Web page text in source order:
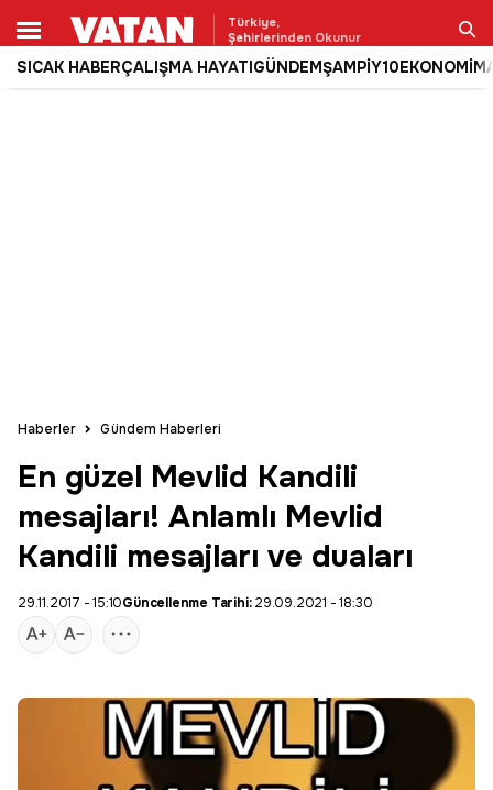
Türkiye,
Şehirlerinden Okunur
SICAK HABERÇALIŞMA HAYATIGÜNDEMŞAMPİY10EKONOMİ
Ara
Haberler Gündem Haberleri
En güzel Mevlid Kandili
mesajları! Anlamlı Mevlid
Kandili mesajları ve duaları
29.11.2017 - 15:10Güncellenme Tarihi:29.09.2021 - 18:30